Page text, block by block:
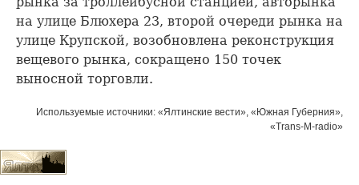
на улице Блюхера 23, второй очереди рынка на
улице Крупской, возобновлена реконструкция
вещевого рынка, сокращено 150 точек
выносной торговли.
Используемые источники: «Ялтинские вести», «Южная Губерния»,
«Trans-M-radio»